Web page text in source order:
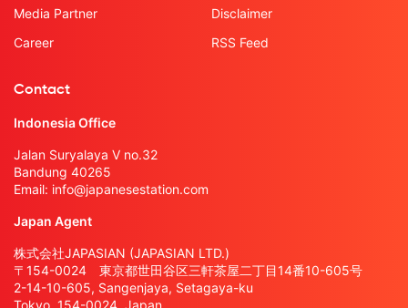
Media Partner
Career
Disclaimer
RSS Feed
Contact
Indonesia Office
Jalan Suryalaya V no.32
Bandung 40265
Email: info@japanesestation.com
Japan Agent
株式会社JAPASIAN (JAPASIAN LTD.)
〒154-0024 東京都世田谷区三軒茶屋二丁目14番10-605号
2-14-10-605, Sangenjaya, Setagaya-ku